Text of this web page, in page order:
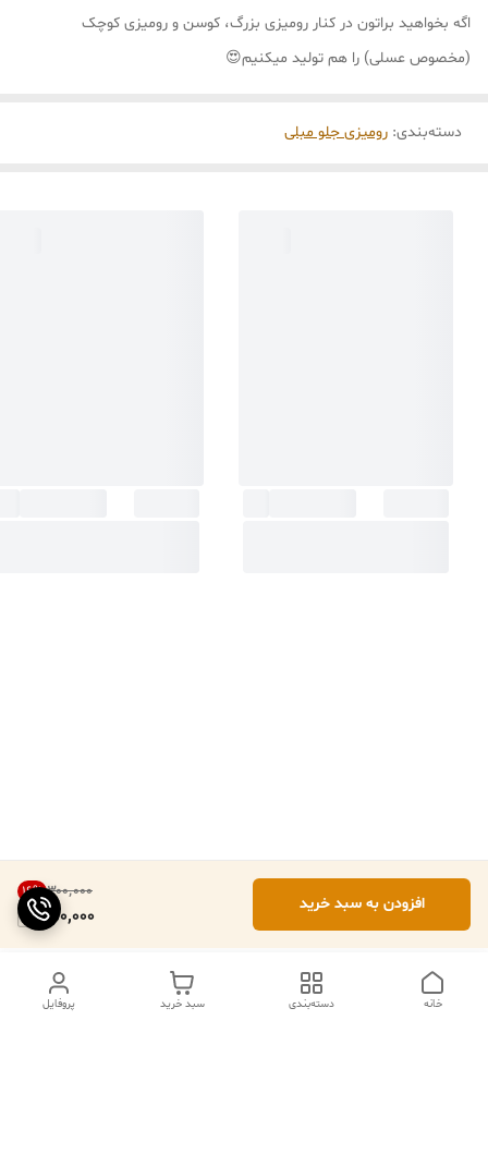
۳۰۰٬۰۰۰ 16%
250,000
افزودن به سبد خرید
اگه بخواهید براتون در کنار رومیزی بزرگ، کوسن و رومیزی کوچک
(مخصوص عسلی) را هم تولید میکنیم😍
دسته‌بندی: رومیزی جلو مبلی
پروفایل سبد خرید دسته‌بندی خانه